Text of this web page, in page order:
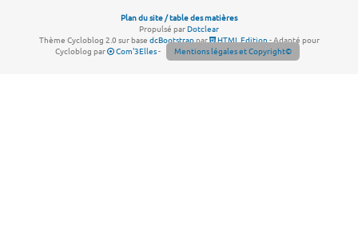
Plan du site / table des matières
Propulsé parDotclear
Thème Cycloblog 2.0 sur base dcBootstrappar HTML Edition- Adapté pour
Cycloblog par
Com'3Elles- Mentions légales et Copyright©